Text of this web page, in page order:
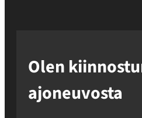
Olen
ajoneuvosta